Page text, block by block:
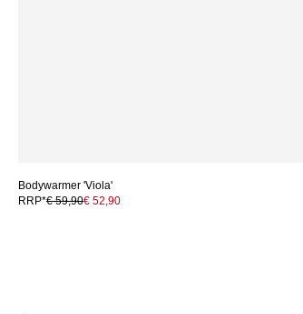
Bodywarmer 'Viola'
RRP*€ 59,90€ 52,90